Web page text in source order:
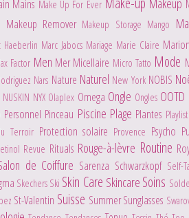
Mains Make Up For Ever
Makeup Remover Makeup Storage Mango
Haeberlin Marc Jabocs Mariage Marie Claire
Factor Men MerMicellaire Micro Tatto Mode
Nars Nature Naturel New York NOBIS
NUSKIN NYX Olaplex Omega Ongle Ongles OOTD
Personnel Pinceau Piscine Plage Plantes
Terroir Protection solaire Provence Psycho
Revue Rituals Rouge-à-lèvre Routine
de Coiffure Sarenza Schwarzkopf Self-
Skechers Ski Skin Care Skincare Soins
St-Valentin Suisse SummerSunglasses